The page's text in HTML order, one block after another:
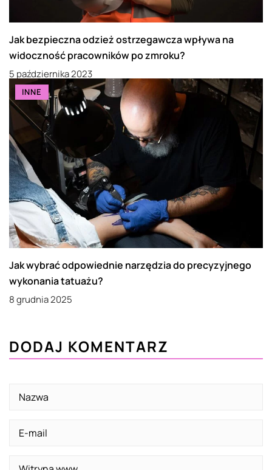
Jak bezpieczna odzież ostrzegawcza wpływa na
widoczność pracowników po zmroku?
5 października 2023
INNE
Jak wybrać odpowiednie narzędzia do precyzyjnego
wykonania tatuażu?
8 grudnia 2025
DODAJ KOMENTARZ